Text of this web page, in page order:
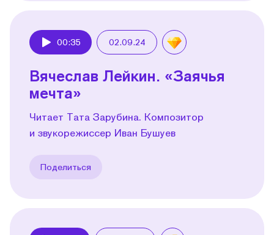
00:35 02.09.24
Вячеслав Лейкин. «Заячья
мечта»
Читает Тата Зарубина. Композитор
и звукорежиссер Иван Бушуев
Поделиться